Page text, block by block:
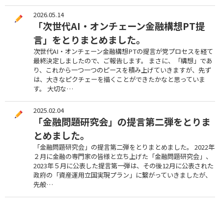
2026.05.14
「次世代AI・オンチェーン金融構想PT提
言」をとりまとめました。
次世代AI・オンチェーン金融構想PTの提言が党プロセスを経て
最終決定しましたので、ご報告します。 まさに、「構想」であ
り、これから一つ一つのピースを積み上げていきますが、先ず
は、大きなピクチェーを描くことができたかなと思っていま
す。 大切な…
2025.02.04
「金融問題研究会」の提言第二弾をとりま
とめました。
「金融問題研究会」の提言第二弾をとりまとめました。 2022年
２月に金融の専門家の皆様と立ち上げた「金融問題研究会」、
2023年５月に公表した提言第一弾は、その後12月に公表された
政府の「資産運用立国実現プラン」に繋がっていきましたが、
先般…